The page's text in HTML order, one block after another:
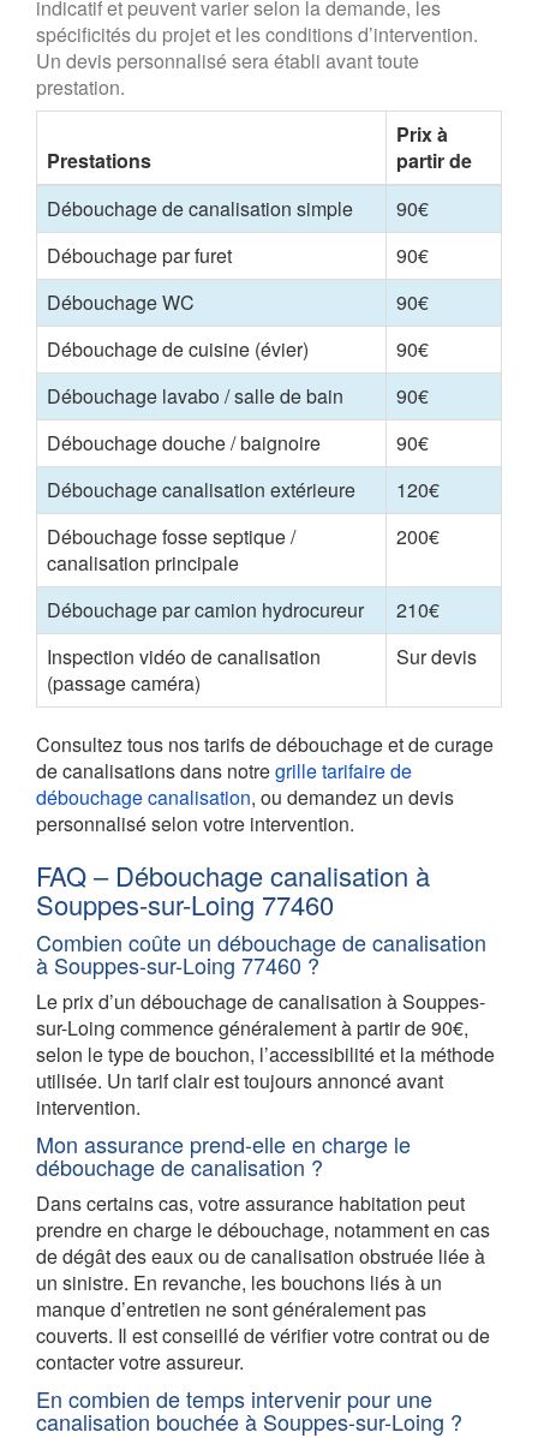
indicatif et peuvent varier selon la demande, les
spécificités du projet et les conditions d’intervention.
Un devis personnalisé sera établi avant toute
prestation.
Prestations
Prix à
partir de
Débouchage de canalisation simple
90€
Débouchage par furet
90€
Débouchage WC
90€
Débouchage de cuisine (évier)
90€
Débouchage lavabo / salle de bain
90€
Débouchage douche / baignoire
90€
Débouchage canalisation extérieure
120€
Débouchage fosse septique /
canalisation principale
200€
Débouchage par camion hydrocureur
210€
Inspection vidéo de canalisation
(passage caméra)
Sur devis
Consultez tous nos tarifs de débouchage et de curage
de canalisations dans notregrille tarifaire de
débouchage canalisation, ou demandez un devis
personnalisé selon votre intervention.
FAQ – Débouchage canalisation à
Souppes-sur-Loing 77460
Combien coûte un débouchage de canalisation
à Souppes-sur-Loing 77460 ?
Le prix d’un débouchage de canalisation à Souppes-
sur-Loing commence généralement à partir de 90€,
selon le type de bouchon, l’accessibilité et la méthode
utilisée. Un tarif clair est toujours annoncé avant
intervention.
Mon assurance prend-elle en charge le
débouchage de canalisation ?
Dans certains cas, votre assurance habitation peut
prendre en charge le débouchage, notamment en cas
de dégât des eaux ou de canalisation obstruée liée à
un sinistre. En revanche, les bouchons liés à un
manque d’entretien ne sont généralement pas
couverts. Il est conseillé de vérifier votre contrat ou de
contacter votre assureur.
En combien de temps intervenir pour une
canalisation bouchée à Souppes-sur-Loing ?